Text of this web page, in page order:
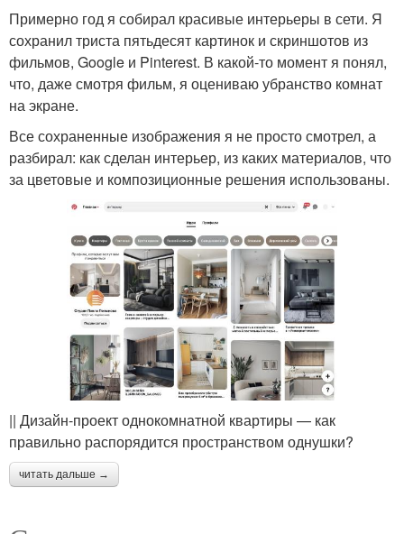
Примерно год я собирал красивые интерьеры в сети. Я
сохранил триста пятьдесят картинок и скриншотов из
фильмов, Google и Pinterest. В какой-то момент я понял,
что, даже смотря фильм, я оцениваю убранство комнат
на экране.
Все сохраненные изображения я не просто смотрел, а
разбирал: как сделан интерьер, из каких материалов, что
за цветовые и композиционные решения использованы.
|| Дизайн-проект однокомнатной квартиры — как
правильно распорядится пространством однушки?
читать дальше →